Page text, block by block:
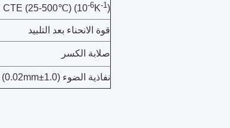
CTE (25-500℃) (10-6K-1)
قوة الانحناء بعد التلبيد
صلابة الكسر
نفاذية الضوء (1.0±0.02mm)